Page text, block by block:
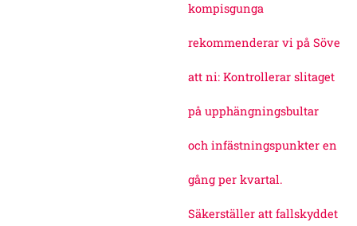
kompisgunga
rekommenderar vi på Söve
att ni: Kontrollerar slitaget
på upphängningsbultar
och infästningspunkter en
gång per kvartal.
Säkerställer att fallskyddet